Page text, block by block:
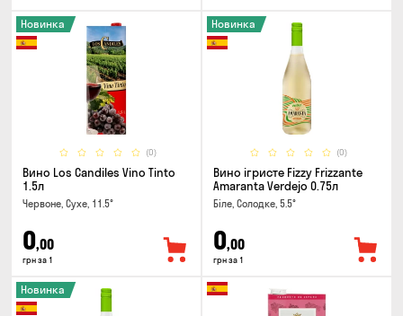
(0)
Новинка
Вино Los Candiles Vino Tinto
1.5л
Червоне, Сухе, 11.5°
0,00
грн за 1
(0)
Новинка
Вино ігристе Fizzy Frizzante
Amaranta Verdejo 0.75л
Біле, Солодке, 5.5°
0,00
грн за 1
Новинка